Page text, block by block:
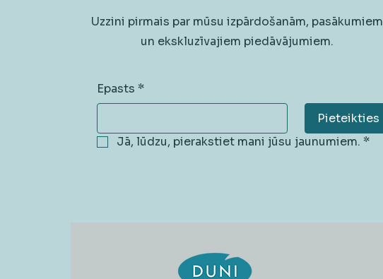
Uzzini pirmais par mūsu izpārdošanām, pasākumiem
un ekskluzīvajiem piedāvājumiem.
Epasts *
Pieteikties
Jā, lūdzu, pierakstiet mani jūsu jaunumiem. *